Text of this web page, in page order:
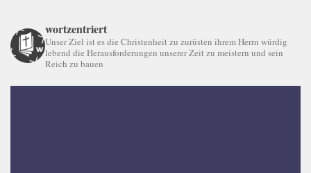
wortzentriert
Unser Ziel ist es die Christenheit zu zurüsten ihrem Herrn würdig
lebend die Herausforderungen unserer Zeit zu meistern und sein
Reich zu bauen